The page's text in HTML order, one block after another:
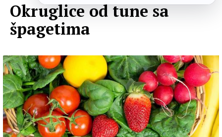
Okruglice od tune sa
špagetima